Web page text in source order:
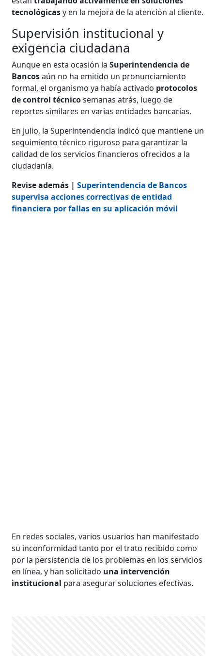
tecnológicasy en la mejora de la atención al cliente.
Supervisión institucional y
exigencia ciudadana
Aunque en esta ocasión laSuperintendencia de
Bancosaún no ha emitido un pronunciamiento
formal, el organismo ya había activado protocolos
de control técnicosemanas atrás, luego de
reportes similares en varias entidades bancarias.
En julio, la Superintendencia indicó que mantiene un
seguimiento técnico riguroso para garantizar la
calidad de los servicios financieros ofrecidos a la
ciudadanía.
Revise además |Superintendencia de Bancos
supervisa acciones correctivas de entidad
financiera por fallas en su aplicación móvil
En redes sociales, varios usuarios han manifestado
su inconformidad tanto por el trato recibido como
por la persistencia de los problemas en los servicios
en línea, y han solicitado una intervención
institucional para asegurar soluciones efectivas.